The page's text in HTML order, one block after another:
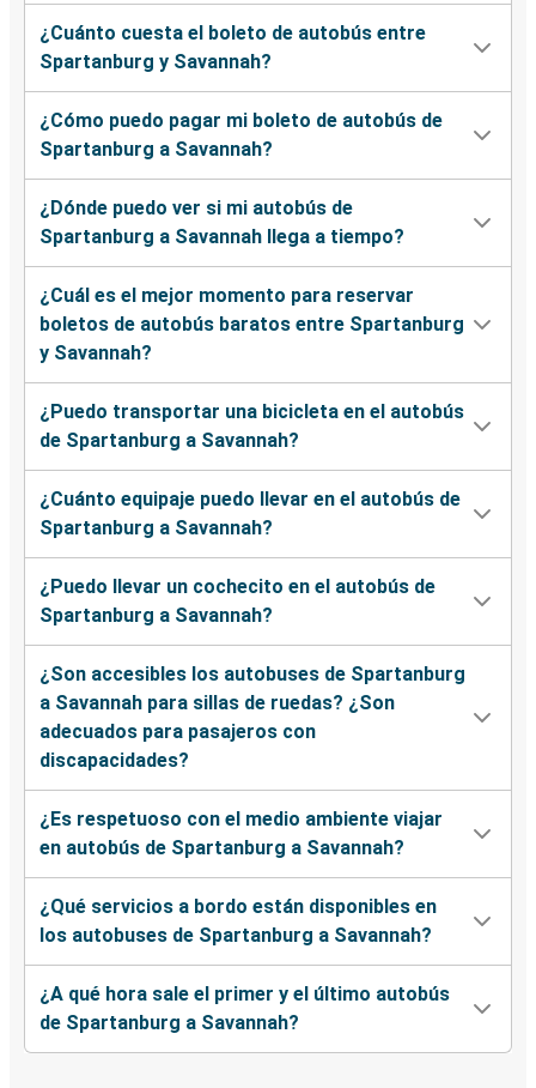
¿Cuánto cuesta el boleto de autobús entre
Spartanburg y Savannah?
¿Cómo puedo pagar mi boleto de autobús de
Spartanburg a Savannah?
¿Dónde puedo ver si mi autobús de
Spartanburg a Savannah llega a tiempo?
¿Cuál es el mejor momento para reservar
boletos de autobús baratos entre Spartanburg
y Savannah?
¿Puedo transportar una bicicleta en el autobús
de Spartanburg a Savannah?
¿Cuánto equipaje puedo llevar en el autobús de
Spartanburg a Savannah?
¿Puedo llevar un cochecito en el autobús de
Spartanburg a Savannah?
¿Son accesibles los autobuses de Spartanburg
a Savannah para sillas de ruedas? ¿Son
adecuados para pasajeros con
discapacidades?
¿Es respetuoso con el medio ambiente viajar
en autobús de Spartanburg a Savannah?
¿Qué servicios a bordo están disponibles en
los autobuses de Spartanburg a Savannah?
¿A qué hora sale el primer y el último autobús
de Spartanburg a Savannah?